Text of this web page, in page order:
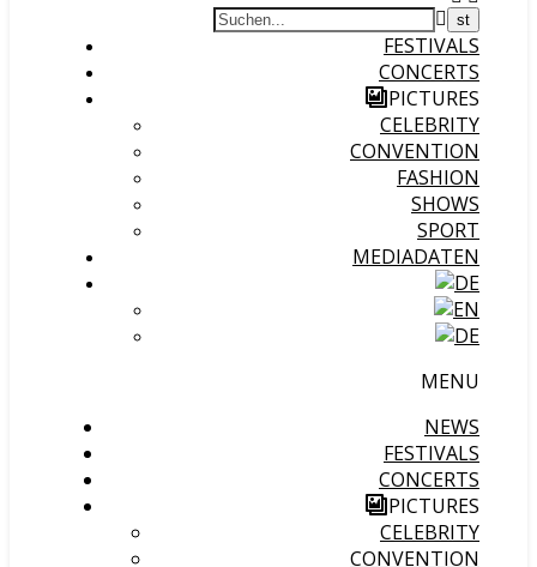
FESTIVALS
CONCERTS
PICTURES
CELEBRITY
CONVENTION
FASHION
SHOWS
SPORT
MEDIADATEN
MENU
NEWS
FESTIVALS
CONCERTS
PICTURES
CELEBRITY
CONVENTION